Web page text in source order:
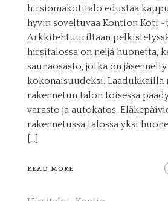
hirsiomakotitalo edustaa
hyvin soveltuvaa Kontion Koti
Arkkitehtuuriltaan
hirsitalossa on neljä huonetta,
saunaosasto, jotka on
kokonaisuudeksi. Laadukkailla
rakennetun talon toisessa
varasto ja autokatos.
rakennetussa talossa yksi
[…]
READ MORE